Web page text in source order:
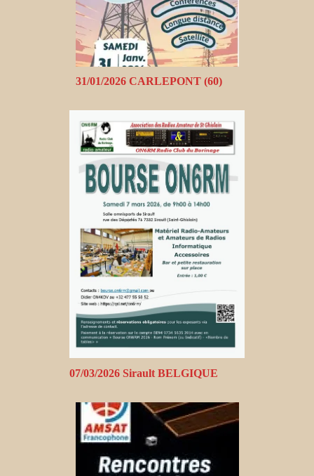
31/01/2026 CARLEPONT (60)
07/03/2026 Sirault BELGIQUE